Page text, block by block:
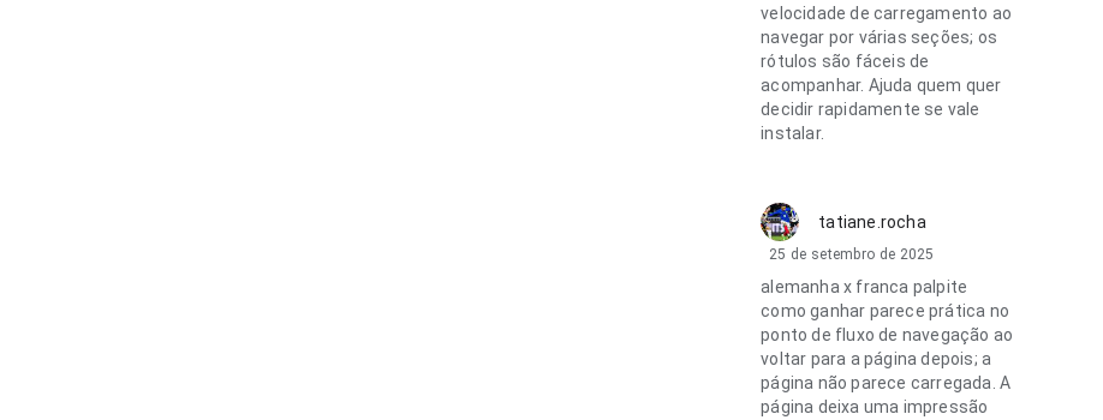
velocidade de carregamento ao
navegar por várias seções; os
rótulos são fáceis de
acompanhar. Ajuda quem quer
decidir rapidamente se vale
instalar.
tatiane.rocha
25 de setembro de 2025
alemanha x franca palpite
como ganhar parece prática no
ponto de fluxo de navegação ao
voltar para a página depois; a
página não parece carregada. A
página deixa uma impressão